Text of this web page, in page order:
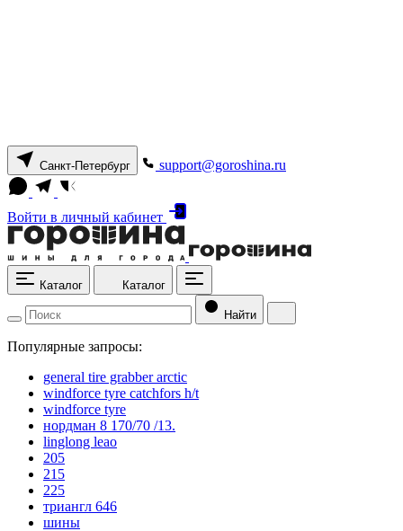
Санкт-Петербург support@goroshina.ru
Войти в личный кабинет
Каталог Каталог
Найти
Популярные запросы:
general tire grabber arctic
windforce tyre catchfors h/t
windforce tyre
нордман 8 170/70 /13.
linglong leao
205
215
225
триангл 646
шины